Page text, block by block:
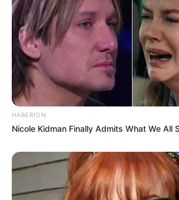
alagamentos. O melhor a fazer é
baixarem para prosseguir viagem.
Os cuidados devem ser tomados
moram em área de risco. É
sinais de movimentação do solo,
inclinados, rachaduras nas paredes,
janelas emperradas. Diante desses
imediatamente do local e acionar a
número 199.
HABERION
Nicole Kidman Finally Admits What We All